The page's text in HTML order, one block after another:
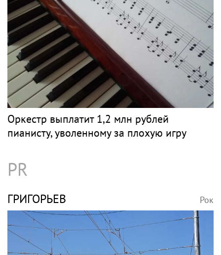
Оркестр выплатит 1,2 млн рублей
пианисту, уволенному за плохую игру
PR
ГРИГОРЬЕВ Рок